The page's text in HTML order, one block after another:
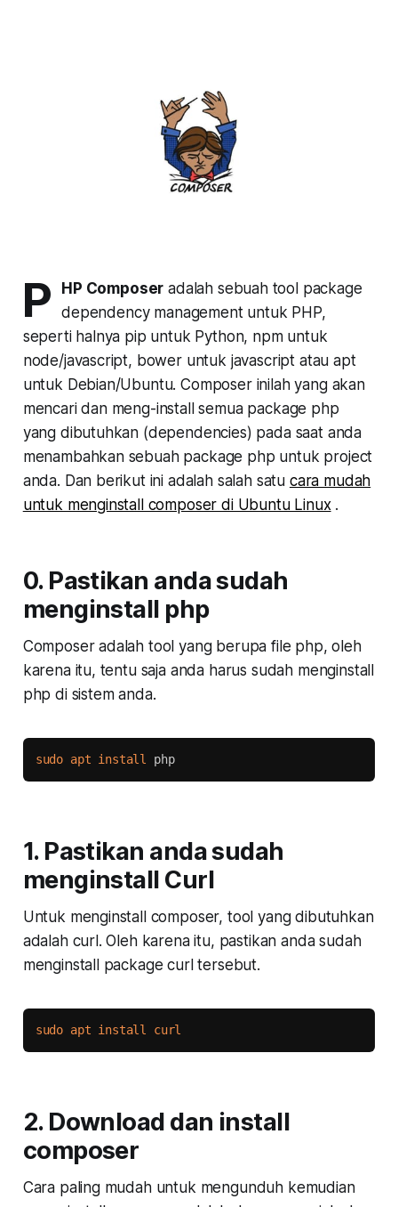
P HP Composer adalah sebuah tool package
dependency management untuk PHP,
seperti halnya pip untuk Python, npm untuk
node/javascript, bower untuk javascript atau apt
untuk Debian/Ubuntu. Composer inilah yang akan
mencari dan meng-install semua package php
yang dibutuhkan (dependencies) pada saat anda
menambahkan sebuah package php untuk project
anda. Dan berikut ini adalah salah satu cara mudah
untuk menginstall composer di Ubuntu Linux.
0. Pastikan anda sudah
menginstall php
Composer adalah tool yang berupa file php, oleh
karena itu, tentu saja anda harus sudah menginstall
php di sistem anda.
sudo apt install php
1. Pastikan anda sudah
menginstall Curl
Untuk menginstall composer, tool yang dibutuhkan
adalah curl. Oleh karena itu, pastikan anda sudah
menginstall package curl tersebut.
sudo apt install curl
2. Download dan install
composer
Cara paling mudah untuk mengunduh kemudian